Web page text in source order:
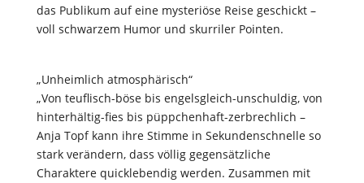
das Publikum auf eine mysteriöse Reise geschickt –
voll schwarzem Humor und skurriler Pointen.
„Unheimlich atmosphärisch“
„Von teuflisch-böse bis engelsgleich-unschuldig, von
hinterhältig-fies bis püppchenhaft-zerbrechlich –
Anja Topf kann ihre Stimme in Sekundenschnelle so
stark verändern, dass völlig gegensätzliche
Charaktere quicklebendig werden. Zusammen mit